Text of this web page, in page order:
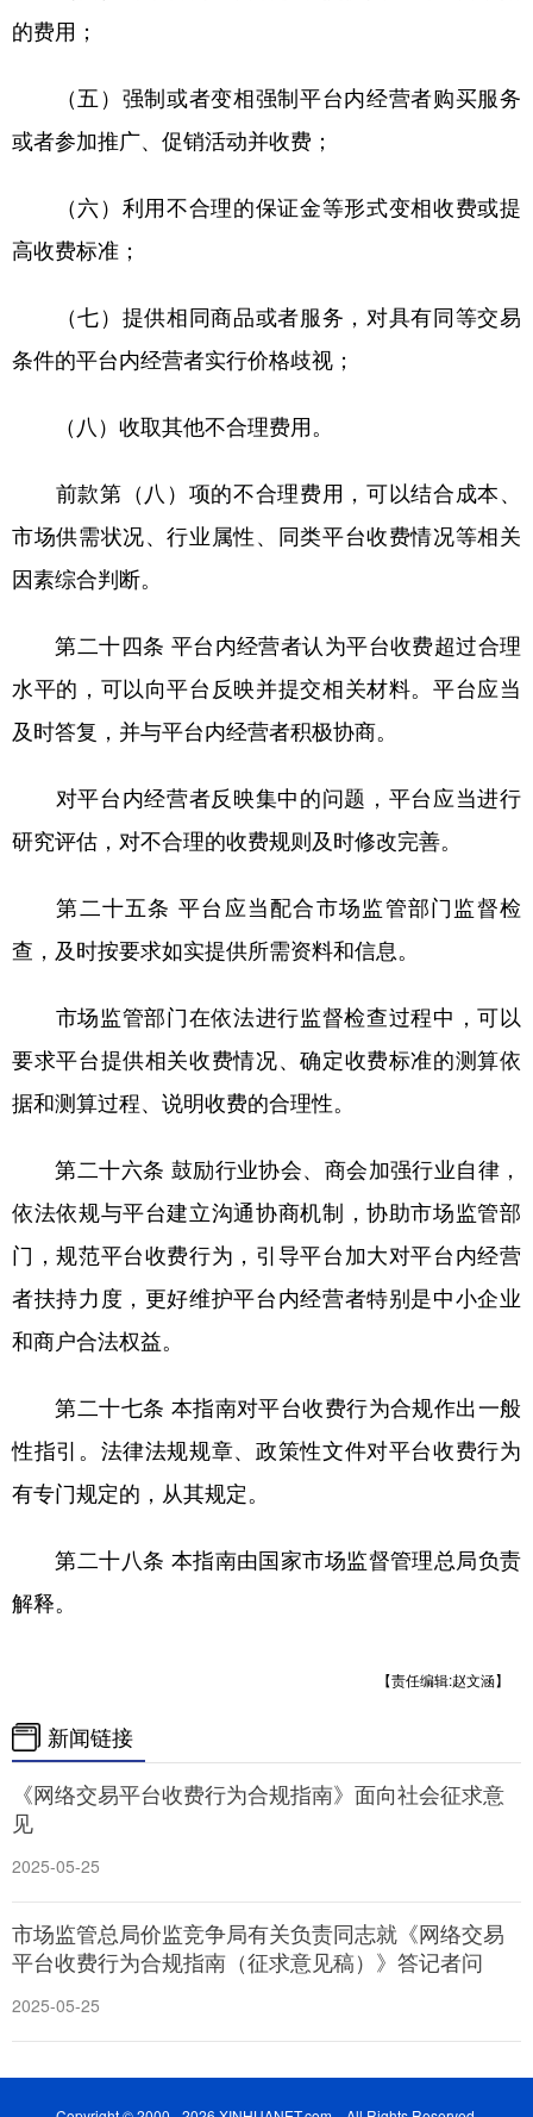
的费用；
（五）强制或者变相强制平台内经营者购买服务
或者参加推广、促销活动并收费；
（六）利用不合理的保证金等形式变相收费或提
高收费标准；
（七）提供相同商品或者服务，对具有同等交易
条件的平台内经营者实行价格歧视；
（八）收取其他不合理费用。
前款第（八）项的不合理费用，可以结合成本、
市场供需状况、行业属性、同类平台收费情况等相关
因素综合判断。
第二十四条 平台内经营者认为平台收费超过合理
水平的，可以向平台反映并提交相关材料。平台应当
及时答复，并与平台内经营者积极协商。
对平台内经营者反映集中的问题，平台应当进行
研究评估，对不合理的收费规则及时修改完善。
第二十五条 平台应当配合市场监管部门监督检
查，及时按要求如实提供所需资料和信息。
市场监管部门在依法进行监督检查过程中，可以
要求平台提供相关收费情况、确定收费标准的测算依
据和测算过程、说明收费的合理性。
第二十六条 鼓励行业协会、商会加强行业自律，
依法依规与平台建立沟通协商机制，协助市场监管部
门，规范平台收费行为，引导平台加大对平台内经营
者扶持力度，更好维护平台内经营者特别是中小企业
和商户合法权益。
第二十七条 本指南对平台收费行为合规作出一般
性指引。法律法规规章、政策性文件对平台收费行为
有专门规定的，从其规定。
第二十八条 本指南由国家市场监督管理总局负责
解释。
【责任编辑:赵文涵】
新闻链接
《网络交易平台收费行为合规指南》面向社会征求意
见
2025-05-25
市场监管总局价监竞争局有关负责同志就《网络交易
平台收费行为合规指南（征求意见稿）》答记者问
2025-05-25